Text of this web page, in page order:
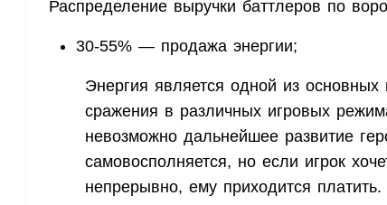
Распределение выручки баттлеров по
30-55% — продажа энергии;
Энергия является одной из основных
сражения в различных игровых
невозможно дальнейшее развитие
самовосполняется, но если игрок
непрерывно, ему приходится платить.